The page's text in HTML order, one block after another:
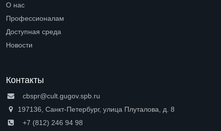
О нас
Профессионалам
Доступная среда
Новости
Контакты
cbspr@cult.gugov.spb.ru
197136, Санкт-Петербург, улица Плуталова, д. 8
+7 (812) 246 94 98